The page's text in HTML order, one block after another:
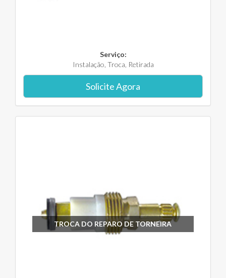
Serviço:
Instalação, Troca, Retirada
Solicite Agora
TROCA DO REPARO DE TORNEIRA